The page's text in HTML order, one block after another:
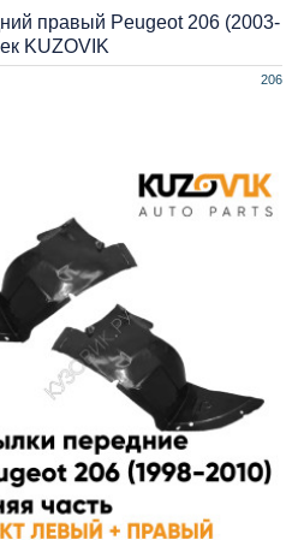
206
правый Peugeot 206 (2003-
KUZOVIK